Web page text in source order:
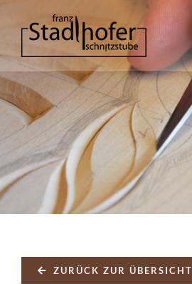
Inhalt
springen
ZURÜCK ZUR ÜBERSICHT